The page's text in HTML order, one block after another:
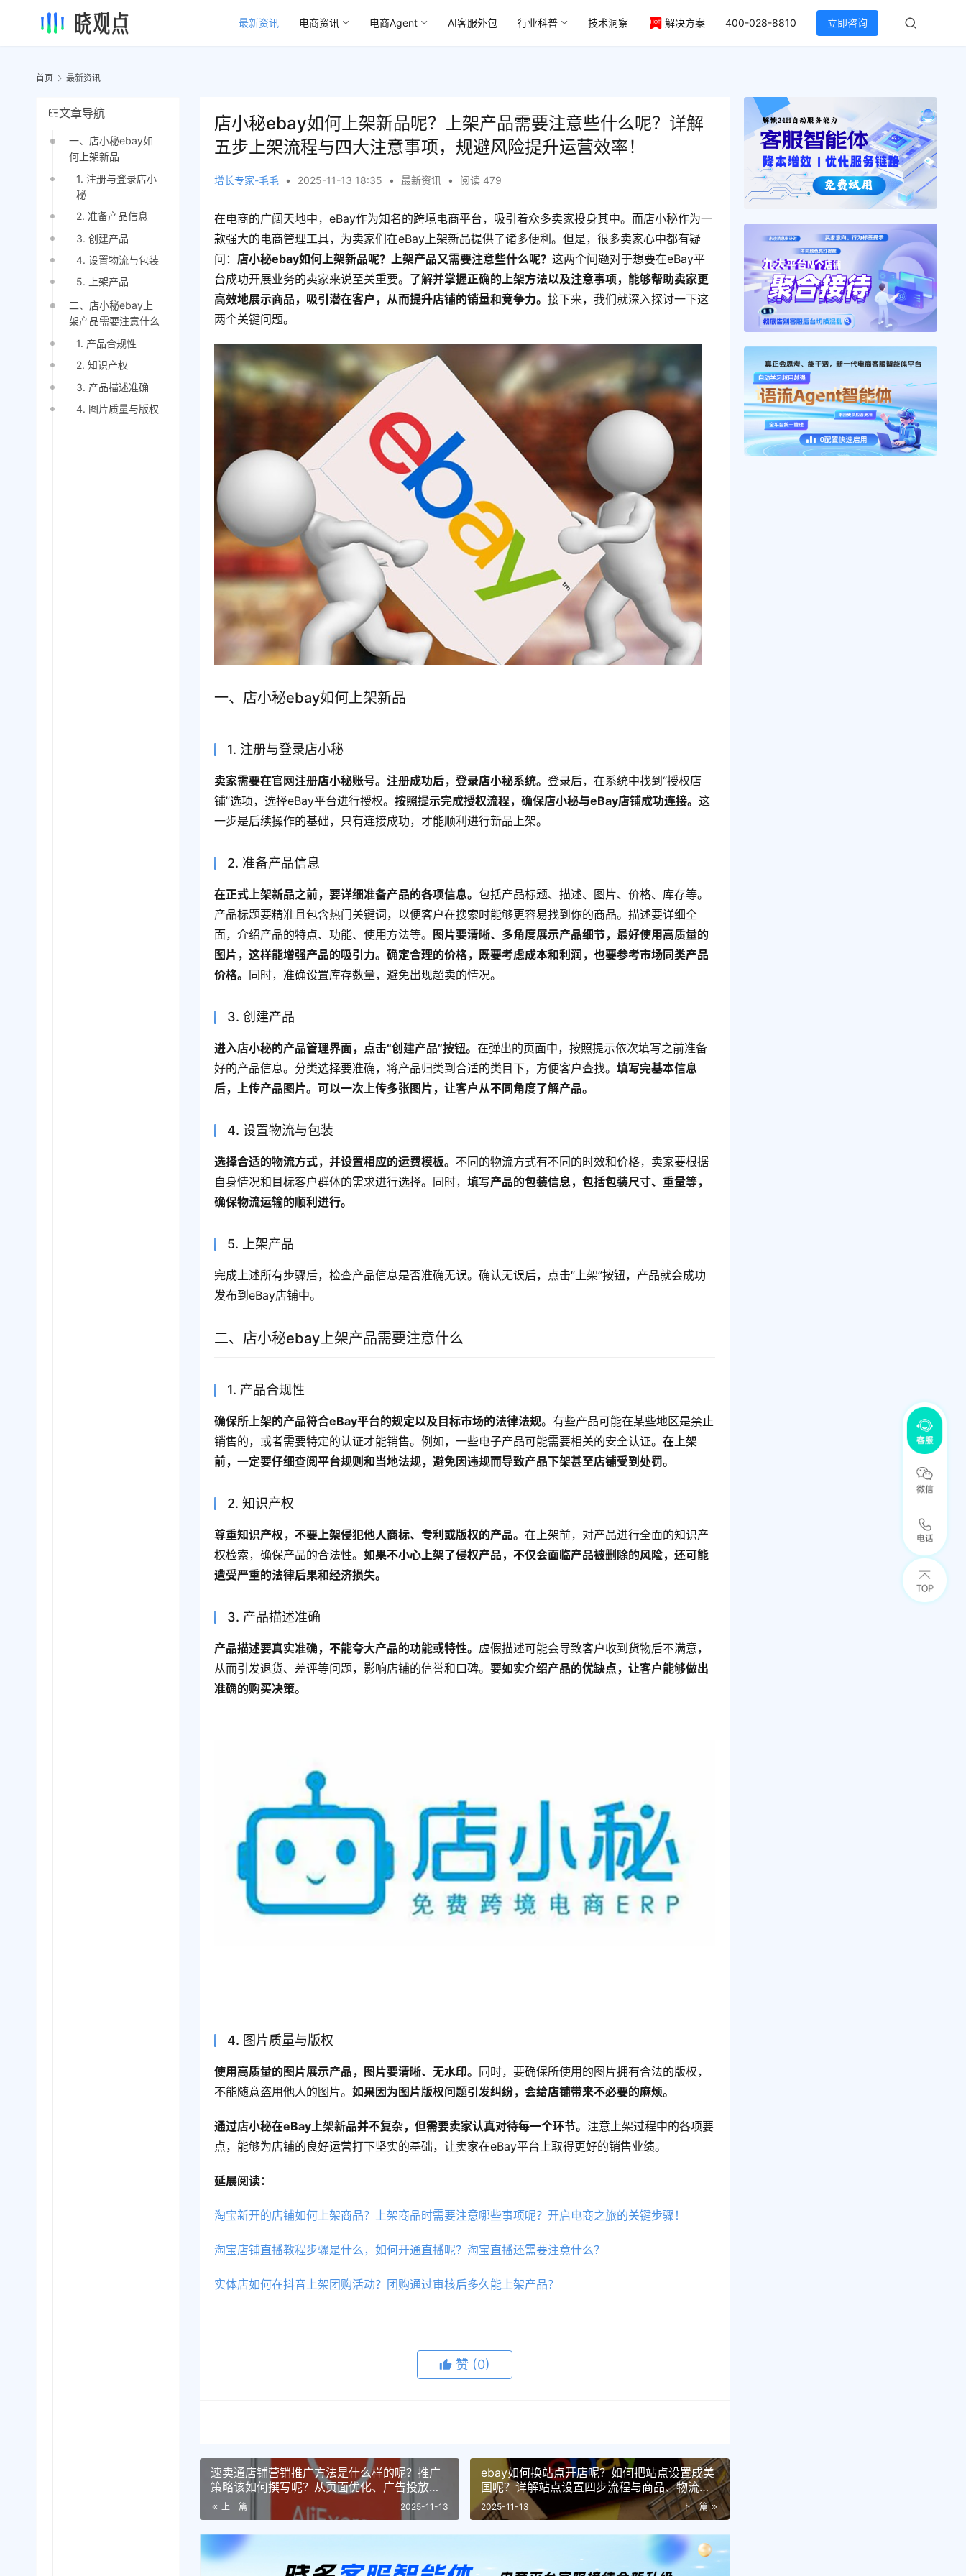
最新资讯 电商资讯 电商Agent AI客服外包 行业科普 技术洞察 解决方案 400-028-8810 立即咨询
首页 最新资讯
文章导航
一、店小秘ebay如
何上架新品
1. 注册与登录店小
秘
2. 准备产品信息
3. 创建产品
4. 设置物流与包装
5. 上架产品
二、店小秘ebay上
架产品需要注意什么
1. 产品合规性
2. 知识产权
3. 产品描述准确
4. 图片质量与版权
店小秘ebay如何上架新品呢？上架产品需要注意些什么呢？详解
五步上架流程与四大注意事项，规避风险提升运营效率！
增长专家-毛毛 • 2025-11-13 18:35 • 最新资讯 • 阅读 479
在电商的广阔天地中，eBay作为知名的跨境电商平台，吸引着众多卖家投身其中。而店小秘作为一
款强大的电商管理工具，为卖家们在eBay上架新品提供了诸多便利。但是，很多卖家心中都有疑
问：店小秘ebay如何上架新品呢？上架产品又需要注意些什么呢？这两个问题对于想要在eBay平
台成功开展业务的卖家来说至关重要。 了解并掌握正确的上架方法以及注意事项，能够帮助卖家更
高效地展示商品，吸引潜在客户，从而提升店铺的销量和竞争力。接下来，我们就深入探讨一下这
两个关键问题。
一、店小秘ebay如何上架新品
1. 注册与登录店小秘
卖家需要在官网注册店小秘账号。注册成功后，登录店小秘系统。登录后，在系统中找到“授权店
铺”选项，选择eBay平台进行授权。按照提示完成授权流程，确保店小秘与eBay店铺成功连接。这
一步是后续操作的基础，只有连接成功，才能顺利进行新品上架。
2. 准备产品信息
在正式上架新品之前，要详细准备产品的各项信息。包括产品标题、描述、图片、价格、库存等。
产品标题要精准且包含热门关键词，以便客户在搜索时能够更容易找到你的商品。描述要详细全
面，介绍产品的特点、功能、使用方法等。
图片要清晰、多角度展示产品细节，最好使用高质量的
图片，这样能增强产品的吸引力。确定合理的价格，既要考虑成本和利润，也要参考市场同类产品
价格。 同时，准确设置库存数量，避免出现超卖的情况。
3. 创建产品
进入店小秘的产品管理界面，点击“创建产品”按钮。在弹出的页面中，按照提示依次填写之前准备
好的产品信息。分类选择要准确，将产品归类到合适的类目下，方便客户查找。填写完基本信息
后，上传产品图片。可以一次上传多张图片，让客户从不同角度了解产品。
4. 设置物流与包装
选择合适的物流方式，并设置相应的运费模板。 不同的物流方式有不同的时效和价格，卖家要根据
自身情况和目标客户群体的需求进行选择。同时，填写产品的包装信息，包括包装尺寸、重量等，
确保物流运输的顺利进行。
5. 上架产品
完成上述所有步骤后，检查产品信息是否准确无误。确认无误后，点击“上架”按钮，产品就会成功
发布到eBay店铺中。
二、店小秘ebay上架产品需要注意什么
1. 产品合规性
确保所上架的产品符合eBay平台的规定以及目标市场的法律法规。有些产品可能在某些地区是禁止
销售的，或者需要特定的认证才能销售。例如，一些电子产品可能需要相关的安全认证。在上架
前，一定要仔细查阅平台规则和当地法规，避免因违规而导致产品下架甚至店铺受到处罚。
2. 知识产权
尊重知识产权，不要上架侵犯他人商标、专利或版权的产品。在上架前，对产品进行全面的知识产
权检索，确保产品的合法性。如果不小心上架了侵权产品，不仅会面临产品被删除的风险，还可能
遭受严重的法律后果和经济损失。
3. 产品描述准确
产品描述要真实准确，不能夸大产品的功能或特性。 虚假描述可能会导致客户收到货物后不满意，
从而引发退货、差评等问题，影响店铺的信誉和口碑。要如实介绍产品的优缺点，让客户能够做出
准确的购买决策。
4. 图片质量与版权
使用高质量的图片展示产品，图片要清晰、无水印。 同时，要确保所使用的图片拥有合法的版权，
不能随意盗用他人的图片。如果因为图片版权问题引发纠纷，会给店铺带来不必要的麻烦。
通过店小秘在eBay上架新品并不复杂，但需要卖家认真对待每一个环节。注意上架过程中的各项要
点，能够为店铺的良好运营打下坚实的基础，让卖家在eBay平台上取得更好的销售业绩。
延展阅读：
淘宝新开的店铺如何上架商品？上架商品时需要注意哪些事项呢？开启电商之旅的关键步骤！
淘宝店铺直播教程步骤是什么，如何开通直播呢？淘宝直播还需要注意什么？
实体店如何在抖音上架团购活动？团购通过审核后多久能上架产品？
赞 (0)
速卖通店铺营销推广方法是什么样的呢？推广
策略该如何撰写呢？从页面优化、广告投放到
策略撰写，全面解析推广方法论！
上一篇 2025-11-13
ebay如何换站点开店呢？如何把站点设置成美
国呢？详解站点设置四步流程与商品、物流、
客服三大运营调整策略！
下一篇
2025-11-13